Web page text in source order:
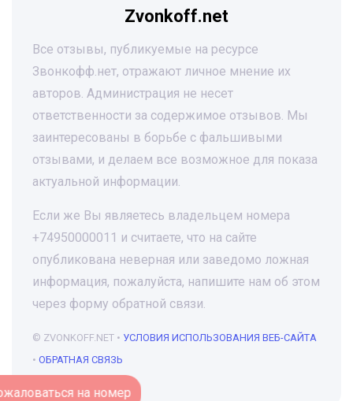
Zvonkoff.net
Все отзывы, публикуемые на ресурсе
Звонкофф.нет, отражают личное мнение их
авторов. Администрация не несет
ответственности за содержимое отзывов. Мы
заинтересованы в борьбе с фальшивыми
отзывами, и делаем все возможное для показа
актуальной информации.
Если же Вы являетесь владельцем номера
+74950000011 и считаете, что на сайте
опубликована неверная или заведомо ложная
информация, пожалуйста, напишите нам об этом
через форму обратной связи.
© ZVONKOFF.NET • УСЛОВИЯ ИСПОЛЬЗОВАНИЯ ВЕБ-САЙТА
• ОБРАТНАЯ СВЯЗЬ
Пожаловаться на номер